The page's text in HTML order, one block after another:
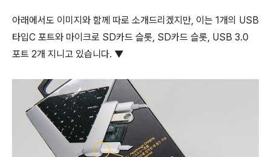
아래에서도 이미지와 함께 따로 소개드리겠지만, 이는 1개의 USB
타입C 포트와 마이크로 SD카드 슬롯, SD카드 슬롯, USB 3.0
포트 2개 지니고 있습니다. ▼